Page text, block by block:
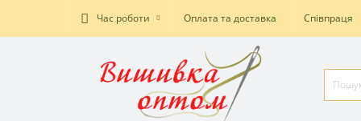
Час роботи Оплата та доставка Співпраця